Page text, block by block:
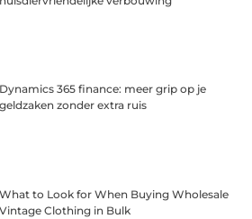
Dynamics 365 finance: meer grip op je
geldzaken zonder extra ruis
What to Look for When Buying Wholesale
Vintage Clothing in Bulk